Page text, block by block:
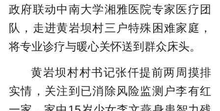
政府联动中南大学湘雅医院专家医疗团
队，走进黄岩坝村三户特殊困难家庭，
将专业诊疗与暖心关怀送到群众床头。
黄岩坝村村书记张仟提前两周摸排
实情，关注到已消除风险监测户李有红